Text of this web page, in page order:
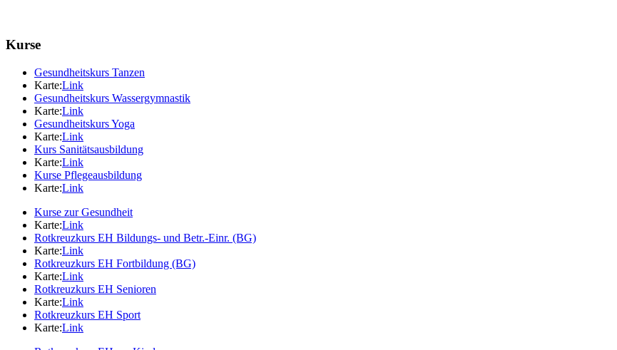
Kurse
Gesundheitskurs Tanzen
Karte:Link
Gesundheitskurs Wassergymnastik
Karte:Link
Gesundheitskurs Yoga
Karte:Link
Kurs Sanitätsausbildung
Karte:Link
Kurse Pflegeausbildung
Karte:Link
Kurse zur Gesundheit
Karte:Link
Rotkreuzkurs EH Bildungs- und Betr.-Einr. (BG)
Karte:Link
Rotkreuzkurs EH Fortbildung (BG)
Karte:Link
Rotkreuzkurs EH Senioren
Karte:Link
Rotkreuzkurs EH Sport
Karte:Link